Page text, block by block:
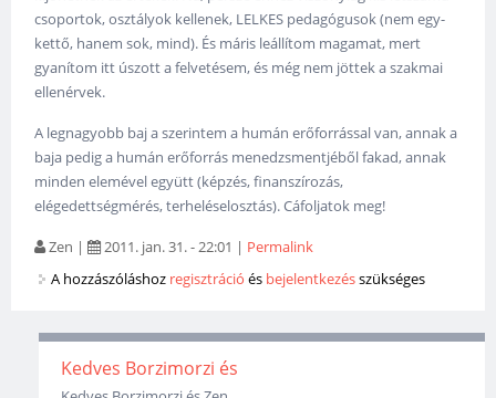
csoportok, osztályok kellenek, LELKES pedagógusok (nem egy-
kettő, hanem sok, mind). És máris leállítom magamat, mert
gyanítom itt úszott a felvetésem, és még nem jöttek a szakmai
ellenérvek.
A legnagyobb baj a szerintem a humán erőforrással van, annak a
baja pedig a humán erőforrás menedzsmentjéből fakad, annak
minden elemével együtt (képzés, finanszírozás,
elégedettségmérés, terheléselosztás). Cáfoljatok meg!
Zen | 2011. jan. 31. - 22:01 | Permalink
A hozzászóláshoz regisztráció és bejelentkezésszükséges
Kedves Borzimorzi és